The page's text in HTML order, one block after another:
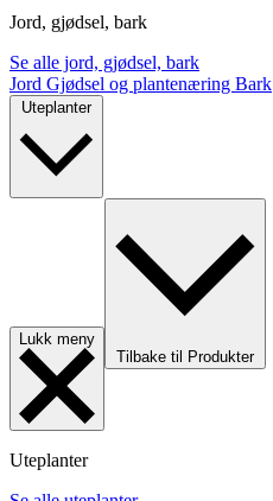
Jord, gjødsel, bark
Se alle jord, gjødsel, bark
Jord Gjødsel og plantenæring Bark
Uteplanter
Lukk meny
Tilbake til Produkter
Uteplanter